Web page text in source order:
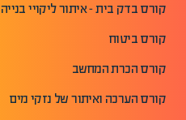
קורס בדק בית - איתור ליקויי בנייה
קורס ביטוח
קורס הכרת המחשב
קורס הערכה ואיתור של נזקי מים